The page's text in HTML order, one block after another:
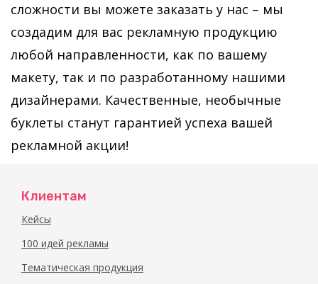
сложности вы можете заказать у нас – мы
создадим для вас рекламную продукцию
любой направленности, как по вашему
макету, так и по разработанному нашими
дизайнерами. Качественные, необычные
буклеты станут гарантией успеха вашей
рекламной акции!
Клиентам
Кейсы
100 идей рекламы
Тематическая продукция